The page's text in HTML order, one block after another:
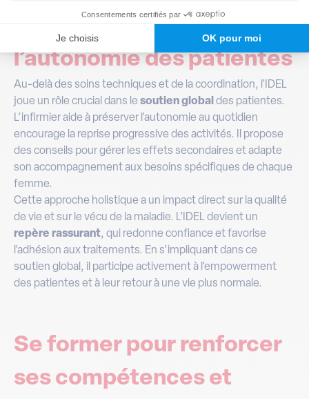
Soutenir le bien-être et
l’autonomie des patientes
Au-delà des soins techniques et de la coordination, l’IDEL
joue un rôle crucial dans le soutien global des patientes.
L’infirmier aide à préserver l’autonomie au quotidien
encourage la reprise progressive des activités. Il propose
des conseils pour gérer les effets secondaires et adapte
son accompagnement aux besoins spécifiques de chaque
femme.
Cette approche holistique a un impact direct sur la qualité
de vie et sur le vécu de la maladie. L’IDEL devient un
repère rassurant, qui redonne confiance et favorise
l’adhésion aux traitements. En s’impliquant dans ce
soutien global, il participe activement à l’empowerment
des patientes et à leur retour à une vie plus normale.
Se former pour renforcer
ses compétences et